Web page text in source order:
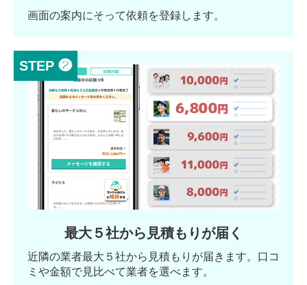
画面の案内にそって依頼を登録します。
STEP ❷
最大５社から見積もりが届く
近隣の業者最大５社から見積もりが届きます。口コ
ミや金額で見比べて業者を選べます。